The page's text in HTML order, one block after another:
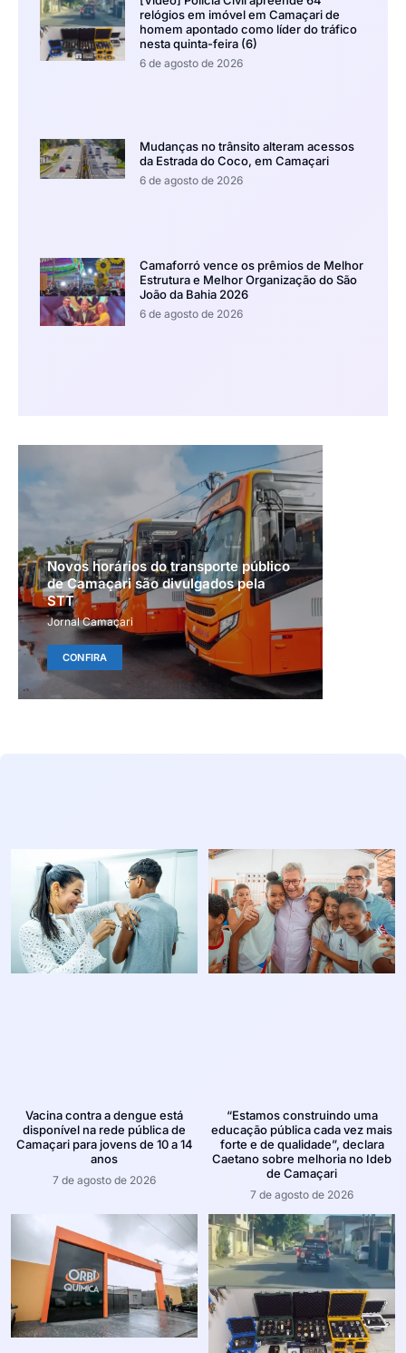
relógios em imóvel em Camaçari de
homem apontado como líder do tráfico
nesta quinta-feira (6)
6 de agosto de 2026
Mudanças no trânsito alteram acessos
da Estrada do Coco, em Camaçari
6 de agosto de 2026
Camaforró vence os prêmios de Melhor
Estrutura e Melhor Organização do São
João da Bahia 2026
6 de agosto de 2026
Novos horários do transporte público
de Camaçari são divulgados pela
STT
Jornal Camaçari
CONFIRA
Vacina contra a dengue está
disponível na rede pública de
Camaçari para jovens de 10 a 14
anos
7 de agosto de 2026
“Estamos construindo uma
educação pública cada vez mais
forte e de qualidade”, declara
Caetano sobre melhoria no Ideb
de Camaçari
7 de agosto de 2026